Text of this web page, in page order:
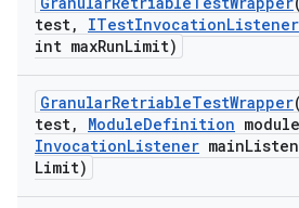
test, ITestInvocationListener
int maxRunLimit)
GranularRetriableTestWrapper(
test, ModuleDefinition module
InvocationListener main
Limit)